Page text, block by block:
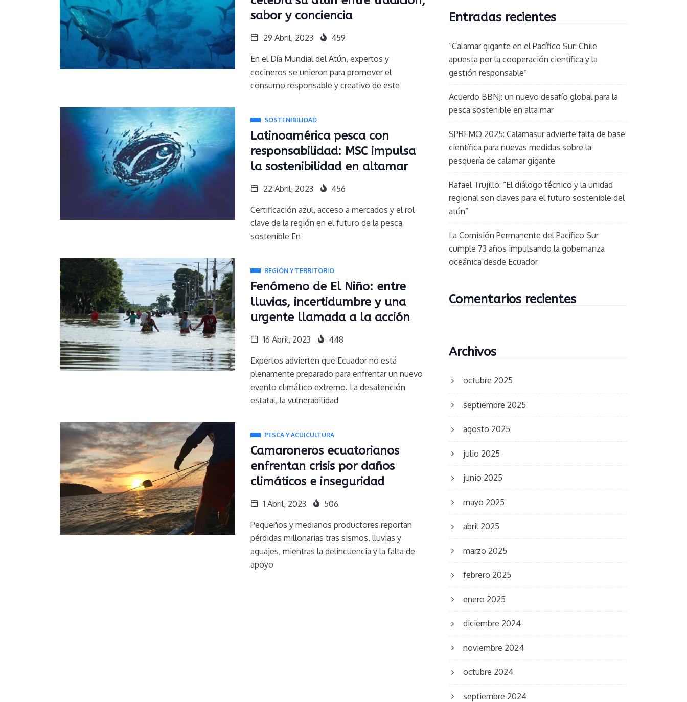
sabor y conciencia
29 Abril, 2023 459
En el Día Mundial del Atún, expertos y
cocineros se unieron para promover el
consumo responsable y creativo de este
SOSTENIBILIDAD
Latinoamérica pesca con
responsabilidad: MSC impulsa
la sostenibilidad en altamar
22 Abril, 2023 456
Certificación azul, acceso a mercados y el rol
clave de la región en el futuro de la pesca
sostenible En
REGIÓN Y TERRITORIO
Fenómeno de El Niño: entre
lluvias, incertidumbre y una
urgente llamada a la acción
16 Abril, 2023 448
Expertos advierten que Ecuador no está
plenamente preparado para enfrentar un nuevo
evento climático extremo. La desatención
estatal, la vulnerabilidad
PESCA Y ACUICULTURA
Camaroneros ecuatorianos
enfrentan crisis por daños
climáticos e inseguridad
1 Abril, 2023 506
Pequeños y medianos productores reportan
pérdidas millonarias tras sismos, lluvias y
aguajes, mientras la delincuencia y la falta de
apoyo
Entradas recientes
“Calamar gigante en el Pacífico Sur: Chile
apuesta por la cooperación científica y la
gestión responsable”
Acuerdo BBNJ: un nuevo desafío global para la
pesca sostenible en alta mar
SPRFMO 2025: Calamasur advierte falta de base
científica para nuevas medidas sobre la
pesquería de calamar gigante
Rafael Trujillo: “El diálogo técnico y la unidad
regional son claves para el futuro sostenible del
atún”
La Comisión Permanente del Pacífico Sur
cumple 73 años impulsando la gobernanza
oceánica desde Ecuador
Comentarios recientes
Archivos
octubre 2025
septiembre 2025
agosto 2025
julio 2025
junio 2025
mayo 2025
abril 2025
marzo 2025
febrero 2025
enero 2025
diciembre 2024
noviembre 2024
octubre 2024
septiembre 2024